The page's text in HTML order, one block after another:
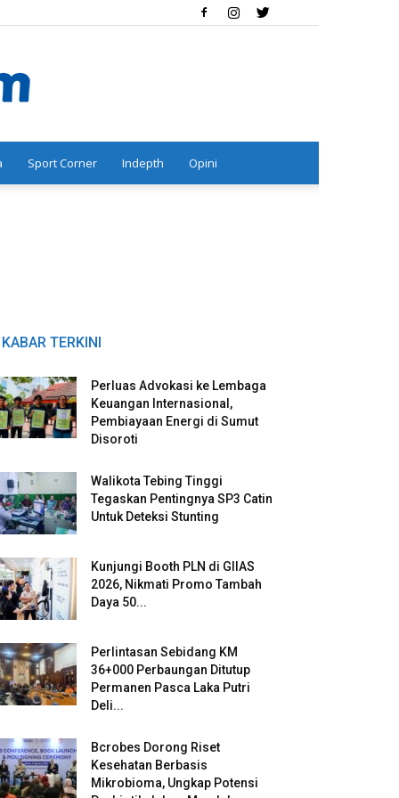
Sport Corner Indepth Opini
KABAR TERKINI
Perluas Advokasi ke Lembaga
Keuangan Internasional,
Pembiayaan Energi di Sumut
Disoroti
Walikota Tebing Tinggi
Tegaskan Pentingnya SP3 Catin
Untuk Deteksi Stunting
Kunjungi Booth PLN di GIIAS
2026, Nikmati Promo Tambah
Daya 50...
Perlintasan Sebidang KM
36+000 Perbaungan Ditutup
Permanen Pasca Laka Putri
Deli...
Bcrobes Dorong Riset
Kesehatan Berbasis
Mikrobioma, Ungkap Potensi